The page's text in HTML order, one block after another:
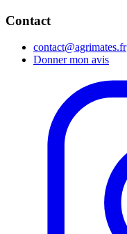
Contact
contact@agrimates.fr
Donner mon avis